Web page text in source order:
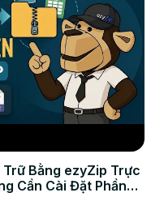
Bằng ezyZip Trực
Cần Cài Đặt Phần